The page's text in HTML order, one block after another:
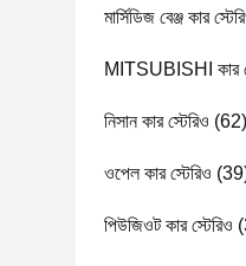
মার্সিডিজ বেঞ্জ কার
MITSUBISHI কার
নিসান কার স্টেরিও (62)
ওপেল কার স্টেরিও
পিউজিওট কার স্টেরিও